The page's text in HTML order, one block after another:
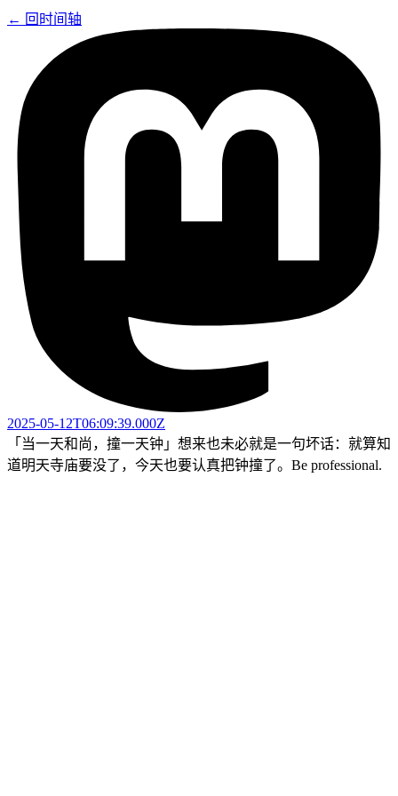
← 回时间轴
2025-05-12T06:09:39.000Z
「当一天和尚，撞一天钟」想来也未必就是一句坏话：就算知
道明天寺庙要没了，今天也要认真把钟撞了。Be professional.